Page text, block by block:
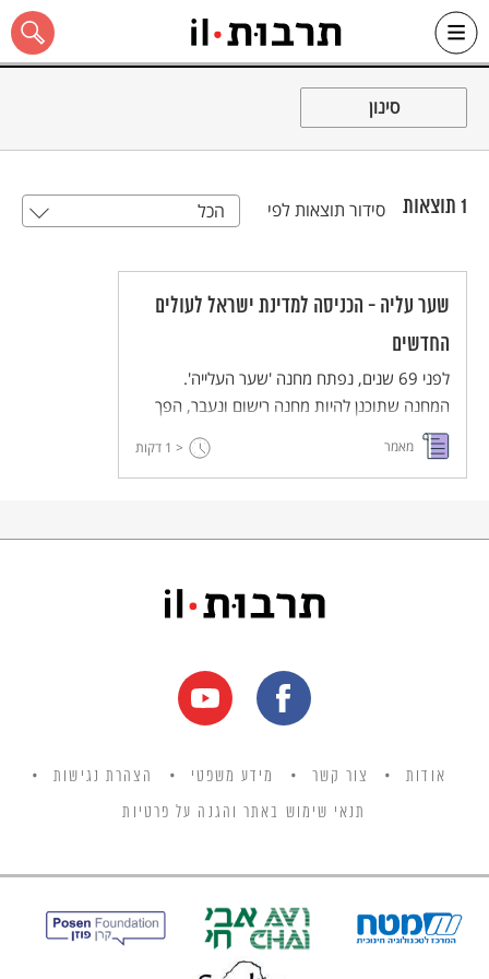
Skip
כל האתר
סינון
1 תוצאות סידור תוצאות לפי הכל
שער עליה - הכניסה למדינת ישראל לעולים
החדשים
לפני 69 שנים, נפתח מחנה 'שער העלייה'.
המחנה שתוכנן להיות מחנה רישום ונעבר, הפך
לימים למחנה שהיה וסימל אצל רבים את תנאי
הקליטה הקשים. תהליך קליטת העולים ב'עליה
בשלוש שנים. הכפלת האוכלוסייה במדינה
ישראל התעקשה לא לוותר על הבאת עולים
מאמר < 1 דקות
אודות צור קשר מידע משפטי הצהרת נגישות
תנאי שימוש באתר והגנה על פרטיות